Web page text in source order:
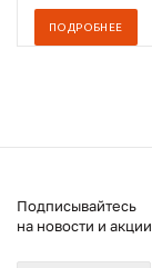
ПОДРОБНЕЕ
Подписывайтесь
на новости и акции